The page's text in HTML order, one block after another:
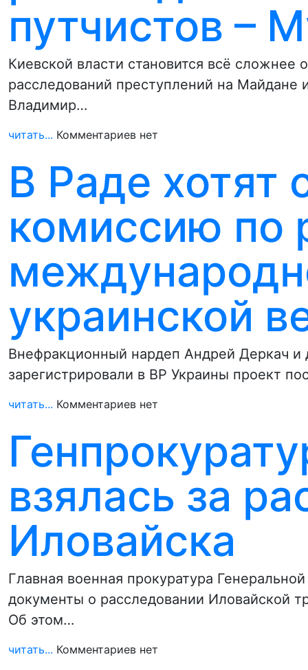
путчистов –
Киевской власти становится всё сложнее
расследований преступлений на Майдане
Владимир…
читать... Комментариев нет
В Раде хотят
комиссию по
украинской
Внефракционный нардеп Андрей Деркач и
зарегистрировали в ВР Украины проект
читать... Комментариев нет
взялась за
Иловайска
Главная военная прокуратура
документы о расследовании Иловайской
Об этом…
читать... Комментариев нет